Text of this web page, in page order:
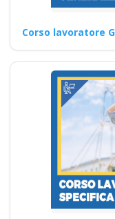
Quali
per
Corso lavoratore